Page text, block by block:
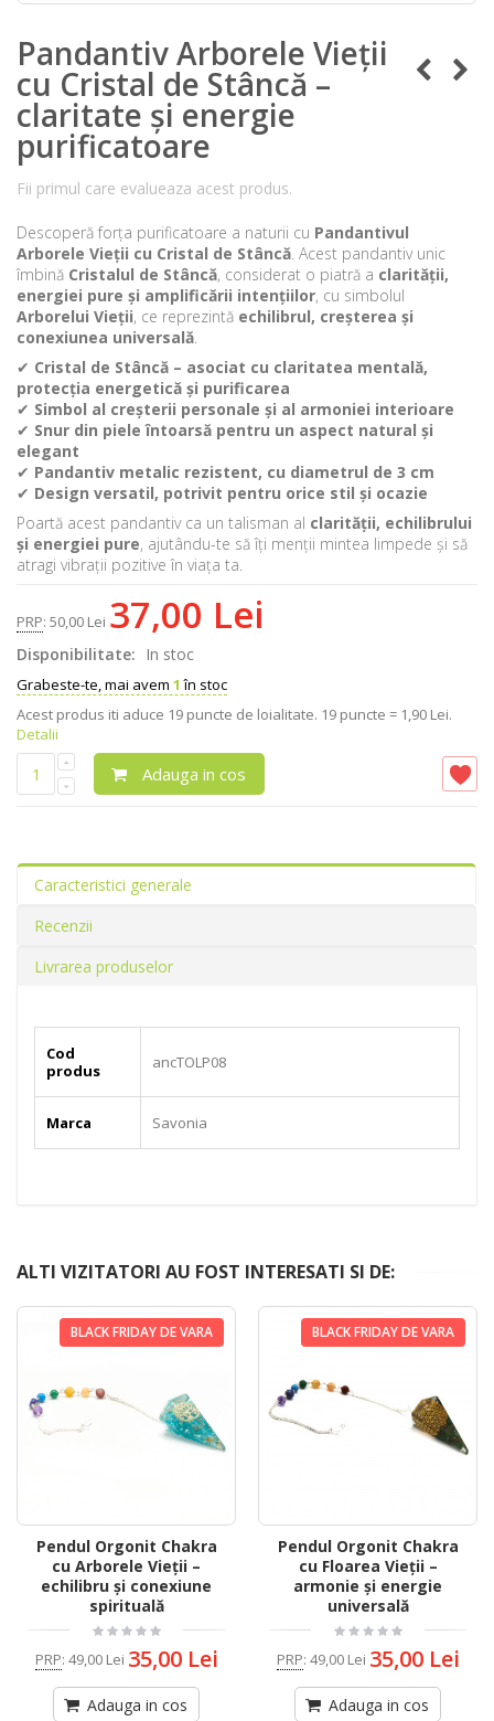
Pandantiv Arborele Vieții
cu Cristal de Stâncă –
claritate și energie
purificatoare
Fii primul care evalueaza acest produs.
Descoperă forța purificatoare a naturii cu Pandantivul
Arborele Vieții cu Cristal de Stâncă. Acest pandantiv unic
îmbină Cristalul de Stâncă, considerat o piatră a clarității,
energiei pure și amplificării intențiilor, cu simbolul
Arborelui Vieții, ce reprezintă echilibrul, creșterea și
conexiunea universală.
✔ Cristal de Stâncă – asociat cu claritatea mentală,
protecția energetică și purificarea
✔ Simbol al creșterii personale și al armoniei interioare
✔ Snur din piele întoarsă pentru un aspect natural și
elegant
✔ Pandantiv metalic rezistent, cu diametrul de 3 cm
✔ Design versatil, potrivit pentru orice stil și ocazie
Poartă acest pandantiv ca un talisman al clarității, echilibrului
și energiei pure, ajutându-te să îți menții mintea limpede și să
atragi vibrații pozitive în viața ta.
PRP: 50,00 Lei 37,00 Lei
Disponibilitate: In stoc
Grabeste-te, mai avem 1 în stoc
Acest produs iti aduce 19 puncte de loialitate. 19 puncte = 1,90 Lei.
Detalii
Adauga in cos
Caracteristici generale
Recenzii
Livrarea produselor
Cod
produs
ancTOLP08
Marca Savonia
ALTI VIZITATORI AU FOST INTERESATI SI DE:
BLACK FRIDAY DE VARA
Pendul Orgonit Chakra
cu Arborele Vieții –
echilibru și conexiune
spirituală
PRP: 49,00 Lei 35,00 Lei
Adauga in cos
BLACK FRIDAY DE VARA
Pendul Orgonit Chakra
cu Floarea Vieții –
armonie și energie
universală
PRP: 49,00 Lei 35,00 Lei
Adauga in cos